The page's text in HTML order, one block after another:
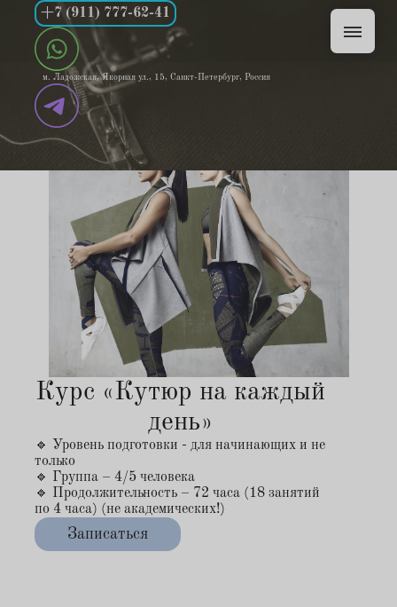
+7 (911) 777-62-41
м. Ладожская, Якорная ул., 15, Санкт-Петербург, Россия
Курс «Кутюр на каждый
день»
🔹 Уровень подготовки - для начинающих и не
только
🔹 Группа – 4/5 человека
🔹 Продолжительность – 72 часа (18 занятий
по 4 часа) (не академических!)
Записаться